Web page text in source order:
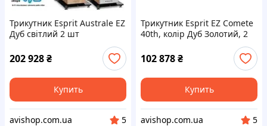
Трикутник Esprit Australe EZ
Дуб світлий 2 шт
202 928₴
Купить
avishop.com.ua
5
Трикутник Esprit EZ Comete
40th, колір Дуб Золотий, 2
102 878₴
Купить
avishop.com.ua
5